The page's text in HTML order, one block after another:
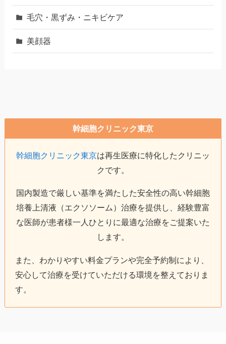
毛穴・黒ずみ・ニキビケア
美顔器
幹細胞クリニック東京
幹細胞クリニック東京は再生医療に特化したクリニッ
クです。
国内製造で厳しい基準を満たした安全性の高い幹細胞
培養上清液（エクソソーム）治療を提供し、経験豊富
な医師が患者様一人ひとりに最適な治療をご提案いた
します。
また、わかりやすい料金プランや完全予約制により、
安心して治療を受けていただける環境を整えておりま
す。